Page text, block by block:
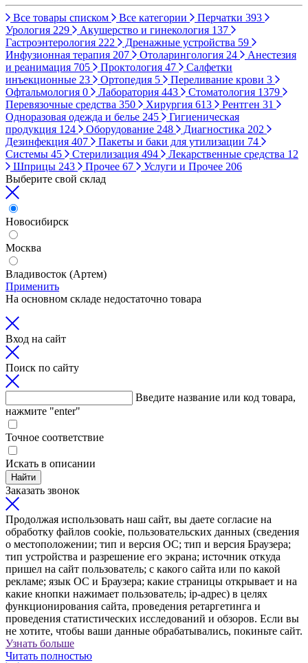
Все товары списком Все категории Перчатки 393
Урология 229 Акушерство и гинекология 137
Гастроэнтерология 222 Дренажные устройства 59
Инфузионная терапия 207 Отоларингология 24
Анестезия
и реанимация 705 Проктология 47
Салфетки
инъекционные 23 Ортопедия 5 Переливание крови 3
Офтальмология 0 Лаборатория 443 Стоматология 1379
Перевязочные средства 350 Хирургия 613 Рентген 31
Одноразовая одежда и белье 245
Гигиеническая
продукция 124 Оборудование 248 Диагностика 202
Дезинфекция 407 Пакеты и баки для утилизации 74
Системы 45 Стерилизация 494 Лекарственные средства 12
Шприцы 243 Прочее 67 Услуги и Прочее 206
Выберите свой склад
Новосибирск
Москва
Владивосток (Артем)
Применить
На основном складе недостаточно товара
Вход на сайт
Поиск по сайту
Введите название или код товара,
нажмите "enter"
Точное соответствие
Искать в описании
Найти
Заказать звонок
Продолжая использовать наш сайт, вы даете согласие на
обработку файлов cookie, пользовательских данных (сведения
о местоположении; тип и версия ОС; тип и версия Браузера;
тип устройства и разрешение его экрана; источник откуда
пришел на сайт пользователь; с какого сайта или по какой
рекламе; язык ОС и Браузера; какие страницы открывает и на
какие кнопки нажимает пользователь; ip-адрес) в целях
функционирования сайта, проведения ретаргетинга и
проведения статистических исследований и обзоров. Если вы
не хотите, чтобы ваши данные обрабатывались, покиньте сайт.
Узнать больше
Читать полностью